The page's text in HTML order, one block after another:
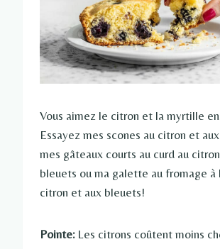
Vous aimez le citron et la myrtille
Essayez mes scones au citron et
mes gâteaux courts au curd au
bleuets ou ma galette au fromage à
citron et aux bleuets!
Pointe:Les citrons coûtent moins